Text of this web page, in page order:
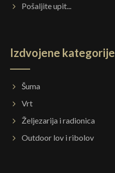
Pošaljite upit...
Izdvojene kategorije
Šuma
Vrt
Željezarija i radionica
Outdoor lov i ribolov